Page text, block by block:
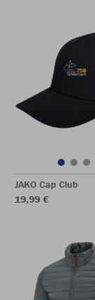
JAKO Cap Club
19,99 €